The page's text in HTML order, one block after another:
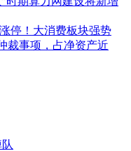
停！大消费板块强势
裁事项，占净资产近